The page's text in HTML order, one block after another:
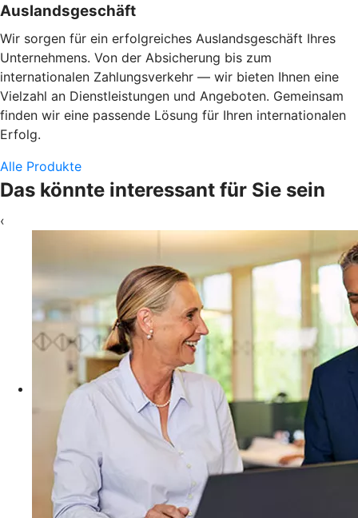
Auslandsgeschäft
Wir sorgen für ein erfolgreiches Auslandsgeschäft Ihres
Unternehmens. Von der Absicherung bis zum
internationalen Zahlungsverkehr — wir bieten Ihnen eine
Vielzahl an Dienstleistungen und Angeboten. Gemeinsam
finden wir eine passende Lösung für Ihren internationalen
Erfolg.
Alle Produkte
Das könnte interessant für Sie sein
‹